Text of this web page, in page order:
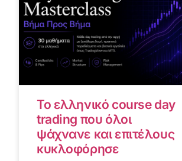
Το ελληνικό course day
trading που όλοι
ψάχνανε και επιτέλους
κυκλοφόρησε